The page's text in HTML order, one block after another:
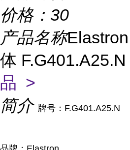
价格： 30
产品名称
体 F.G401.A25.N
品 >
简介 牌号：F.G401.A25.N